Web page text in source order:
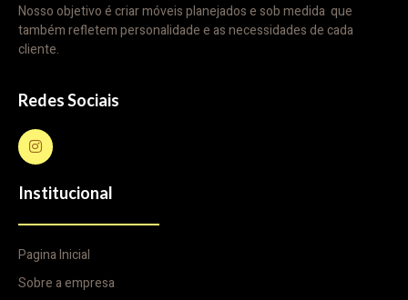
Nosso objetivo é criar móveis planejados e sob medida que
também refletem personalidade e as necessidades de cada
cliente.
Redes Sociais
Institucional
Pagina Inicial
Sobre a empresa